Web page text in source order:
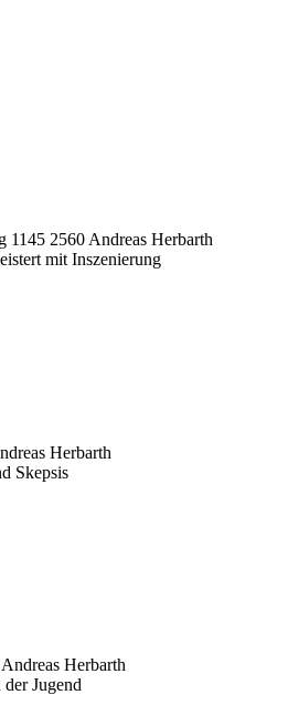
1145 2560 Andreas Herbarth
mit Inszenierung
Herbarth
Skepsis
Andreas Herbarth
Jugend